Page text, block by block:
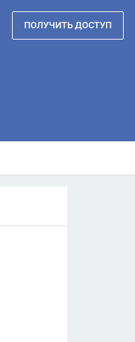
ПОЛУЧИТЬ ДОСТУП